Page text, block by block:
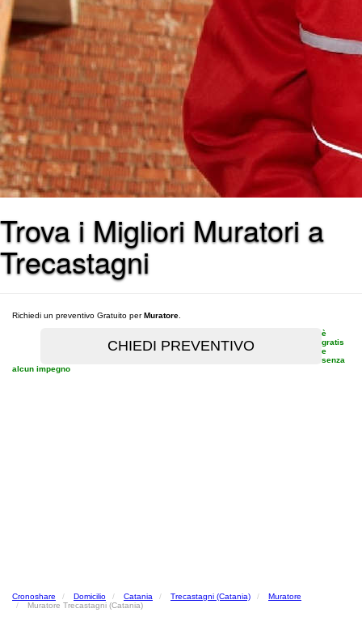
Trova i Migliori Muratori a
Trecastagni
Richiedi un preventivo Gratuito perMuratore
è
gratis
e
senza
alcun impegno
Cronoshare Domicilio Catania Trecastagni (Catania)
Muratore
Muratore Trecastagni (Catania)